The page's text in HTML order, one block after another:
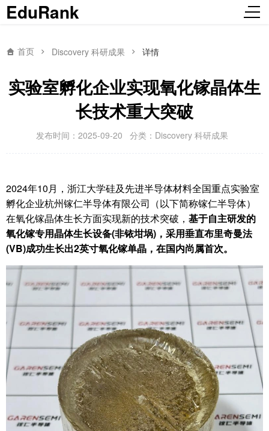
EduRank
首页 Discovery 科研成果 详情
实验室孵化企业实现氧化镓晶体生
长技术重大突破
发布时间：2025-09-20 分类： Discovery 科研成果
2024年10月，浙江大学硅及先进半导体材料全国重点实验室
孵化企业杭州镓仁半导体有限公司（以下简称镓仁半导体）
在氧化镓晶体生长方面实现新的技术突破， 基于自主研发的
氧化镓专用晶体生长设备(非铱坩埚) ，采用垂直布里奇曼法
(VB)成功生长出2英寸氧化镓单晶，在国内尚属首次。